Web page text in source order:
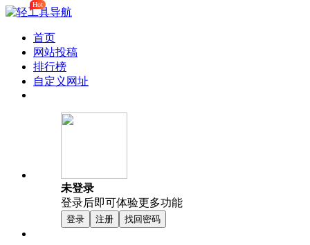
首页
网站投稿
排行榜
Hot
自定义网址
未登录
登录后即可体验更多功能
登录 注册 找回密码